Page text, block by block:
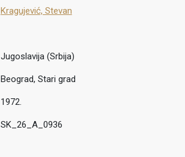
Kragujević, Stevan
Jugoslavija (Srbija)
Beograd, Stari grad
1972.
SK_26_A_0936